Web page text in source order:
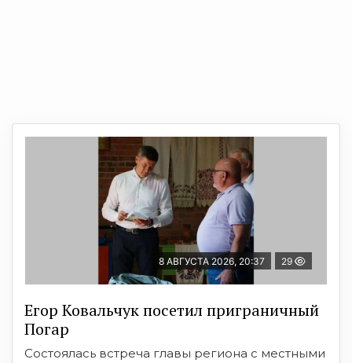
8 АВГУСТА 2026, 20:37 29
Егор Ковальчук посетил приграничный
Погар
Состоялась встреча главы региона с местными